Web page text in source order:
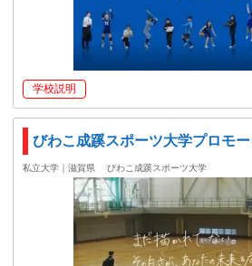
学校説明
びわこ成蹊スポーツ大学プロモ
私立大学｜滋賀県 びわこ成蹊スポーツ大学